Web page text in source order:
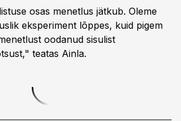
osas menetlus jätkub. Oleme
eksperiment lõppes, kuid pigem
oodanud sisulist
teatas Ainla.